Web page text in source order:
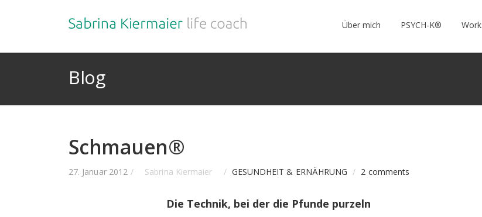
Über mich PSYCH-K®
Blog
Schmauen®
27. Januar 2012 / Sabrina Kiermaier / GESUNDHEIT & ERNÄHRUNG / 2 comments
Die Technik, bei der die Pfunde purzeln